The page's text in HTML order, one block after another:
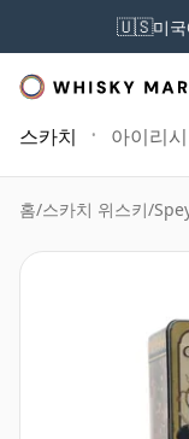
🇺🇸미
스카치 아이리시
홈/스카치 위스키/